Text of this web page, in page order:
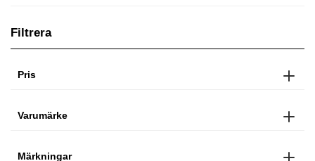
Filtrera
Pris
Varumärke
Märkningar